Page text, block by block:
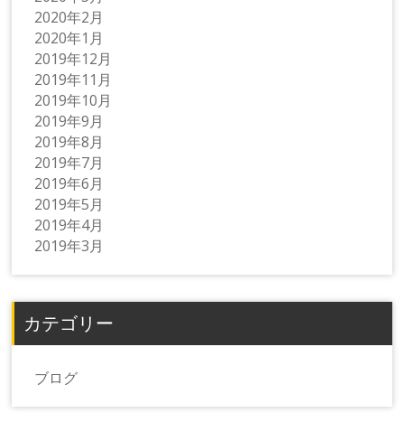
2020年2月
2020年1月
2019年12月
2019年11月
2019年10月
2019年9月
2019年8月
2019年7月
2019年6月
2019年5月
2019年4月
2019年3月
カテゴリー
ブログ